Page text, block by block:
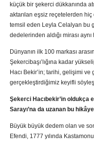
küçük bir şekerci dükkanında
aktarılan eşsiz reçetelerden hiç
temsil eden Leyla Celalyan bu
dedelerinden aldığı mirası
Dünyanın ilk 100 markası
Şekercibaşı’lığına kadar
Hacı Bekir’in; tarihi, gelişimi
gerçekleştirdiğimiz keyifli
Şekerci Hacıbekir’in oldukça
Sarayı’na da uzanan bu
Büyük büyük dedem olan ve
Efendi, 1777 yılında